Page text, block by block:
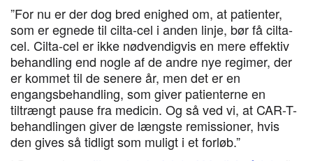
”For nu er der dog bred enighed om, at patienter,
som er egnede til cilta-cel i anden linje, bør få cilta-
cel. Cilta-cel er ikke nødvendigvis en mere effektiv
behandling end nogle af de andre nye regimer, der
er kommet til de senere år, men det er en
engangsbehandling, som giver patienterne en
tiltrængt pause fra medicin. Og så ved vi, at CAR-T-
behandlingen giver de længste remissioner, hvis
den gives så tidligt som muligt i et forløb.”